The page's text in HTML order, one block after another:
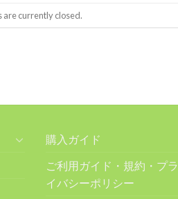
are currently closed.
購入ガイド
ご利用ガイド・規約・プラ
イバシーポリシー